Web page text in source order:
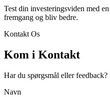
Test din investeringsviden med
fremgang og bliv bedre.
Kontakt Os
Kom i Kontakt
Har du spørgsmål eller
Navn